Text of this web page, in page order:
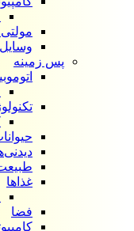
مولتی
وسایل
پس زمینه
غذاها
فضا